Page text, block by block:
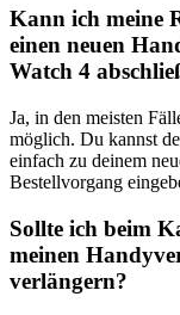
Kann ich meine
einen neuen
Watch 4
Ja, in den meisten
möglich. Du kannst
einfach zu deinem
Bestellvorgang
Sollte ich beim
meinen
verlängern?